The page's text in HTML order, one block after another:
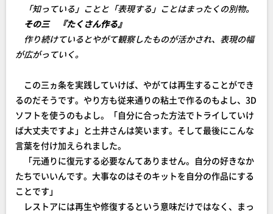
「知っている」ことと「表現する」ことはまったくの別物。
その三 『たくさん作る』
作り続けているとやがて観察したものが活かされ、表現の幅
が広がっていく。
この三ヵ条を実践していけば、やがては再生することができ
るのだそうです。やり方も従来通りの粘土で作るのもよし、3D
ソフトを使うのもよし。「自分に合った方法でトライしていけ
ば大丈夫ですよ」と土井さんは笑います。そして最後にこんな
言葉を付け加えられました。
「元通りに復元する必要なんてありません。自分の好きなか
たちでいいんです。大事なのはそのキットを自分の作品にする
ことです」
レストアには再生や修復するという意味だけではなく、まっ